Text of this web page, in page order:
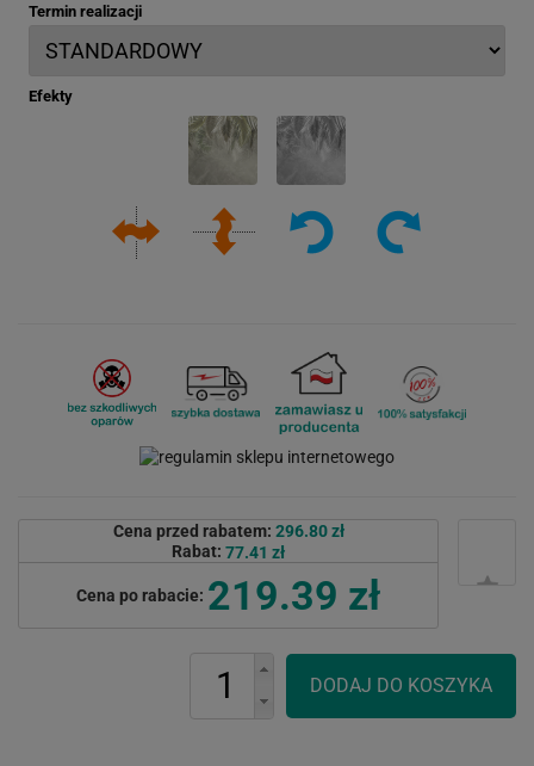
Termin realizacji
Efekty
Cena przed rabatem: 296.80 zł
Rabat: 77.41 zł
Cena po rabacie: 219.39 zł